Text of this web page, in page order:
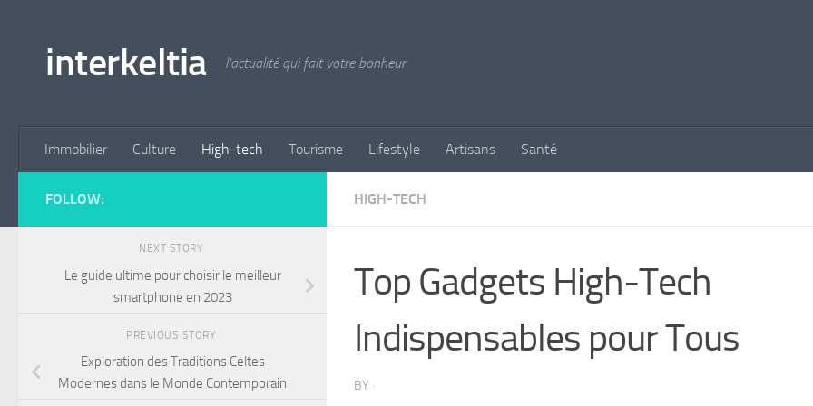
interkeltia l'actualité qui fait votre bonheur
Immobilier Culture High-tech Tourisme Lifestyle Artisans Santé
HIGH-TECH
Top Gadgets High-Tech
Indispensables pour Tous
BY ·
FOLLOW:
NEXT STORY
Le guide ultime pour choisir le meilleur
smartphone en 2023
PREVIOUS STORY
Exploration des Traditions Celtes
Modernes dans le Monde Contemporain